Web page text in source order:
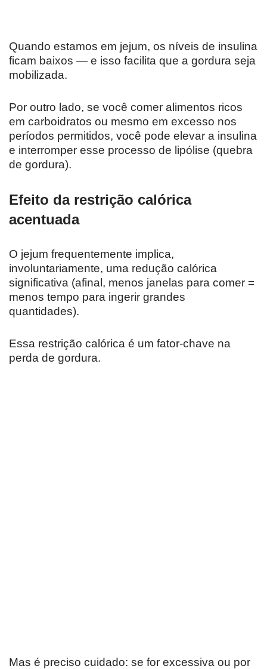
Quando estamos em jejum, os níveis de insulina
ficam baixos — e isso facilita que a gordura seja
mobilizada.
Por outro lado, se você comer alimentos ricos
em carboidratos ou mesmo em excesso nos
períodos permitidos, você pode elevar a insulina
e interromper esse processo de lipólise (quebra
de gordura).
Efeito da restrição calórica
acentuada
O jejum frequentemente implica,
involuntariamente, uma redução calórica
significativa (afinal, menos janelas para comer =
menos tempo para ingerir grandes
quantidades).
Essa restrição calórica é um fator-chave na
perda de gordura.
Mas é preciso cuidado: se for excessiva ou por